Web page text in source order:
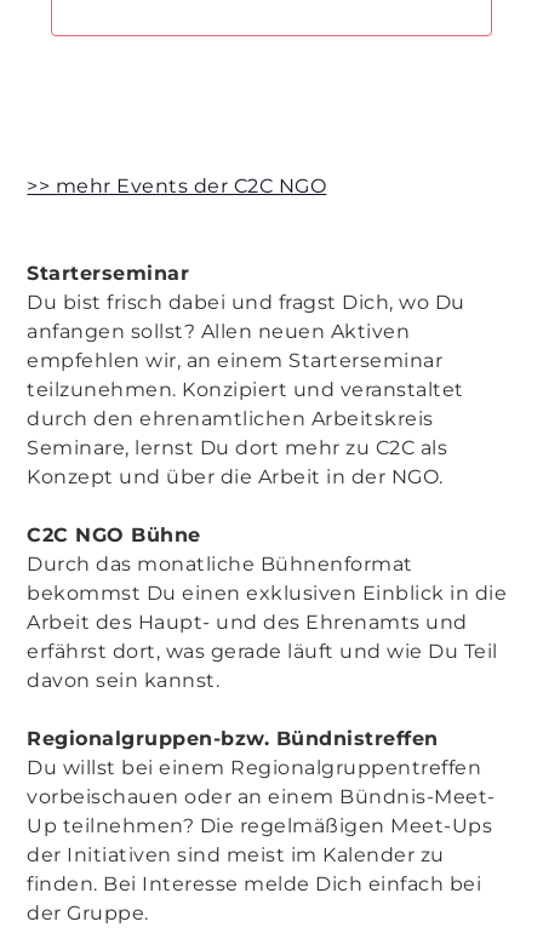
>> mehr Events der C2C NGO
Starterseminar
Du bist frisch dabei und fragst Dich, wo Du
anfangen sollst? Allen neuen Aktiven
empfehlen wir, an einem Starterseminar
teilzunehmen. Konzipiert und veranstaltet
durch den ehrenamtlichen Arbeitskreis
Seminare, lernst Du dort mehr zu C2C als
Konzept und über die Arbeit in der NGO.
C2C NGO Bühne
Durch das monatliche Bühnenformat
bekommst Du einen exklusiven Einblick in die
Arbeit des Haupt- und des Ehrenamts und
erfährst dort, was gerade läuft und wie Du Teil
davon sein kannst.
Regionalgruppen-bzw. Bündnistreffen
Du willst bei einem Regionalgruppentreffen
vorbeischauen oder an einem Bündnis-Meet-
Up teilnehmen? Die regelmäßigen Meet-Ups
der Initiativen sind meist im Kalender zu
finden. Bei Interesse melde Dich einfach bei
der Gruppe.